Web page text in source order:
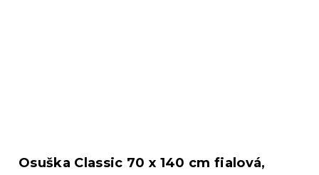
Osuška Classic 70 x 140 cm fialová,